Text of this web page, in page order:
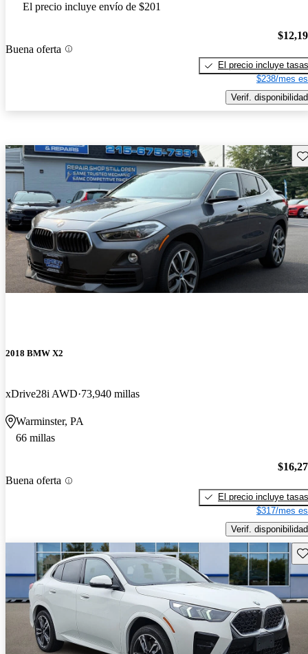
El precio incluye envío de $201
Buena oferta
El precio incluye tasas
$238/mes
Verif. disponibilidad
2018 BMW X2
xDrive28i AWD 73,940 millas
Warminster, PA
66 millas
Buena oferta
El precio incluye tasas
$317/mes
Verif. disponibilidad